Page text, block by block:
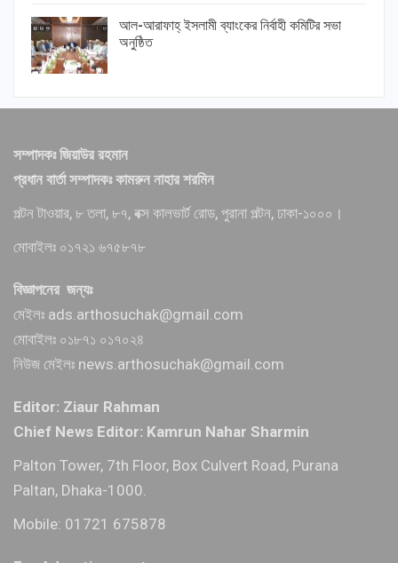
আল-আরাফাহ্ ইসলামী ব্যাংকের নির্বাহী কমিটির সভা
অনুষ্ঠিত
সম্পাদকঃ জিয়াউর রহমান
প্রধান বার্তা সম্পাদকঃ কামরুন নাহার শরমিন
পল্টন টাওয়ার, ৮ তলা, ৮৭, বক্স কালভার্ট রোড, পুরানা পল্টন, ঢাকা-১০০০।
মোবাইলঃ ০১৭২১ ৬৭৫৮৭৮
বিজ্ঞাপনের জন্যঃ
মেইলঃ ads.arthosuchak@gmail.com
মোবাইলঃ ০১৮৭১ ০১৭০২৪
নিউজ মেইলঃ news.arthosuchak@gmail.com
Editor: Ziaur Rahman
Chief News Editor: Kamrun Nahar Sharmin
Palton Tower, 7th Floor, Box Culvert Road, Purana
Paltan, Dhaka-1000.
Mobile: 01721 675878